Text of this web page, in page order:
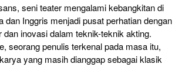
seni teater mengalami kebangkitan di
dan Inggris menjadi pusat perhatian dengan
inovasi dalam teknik-teknik akting.
seorang penulis terkenal pada masa itu,
yang masih dianggap sebagai klasik